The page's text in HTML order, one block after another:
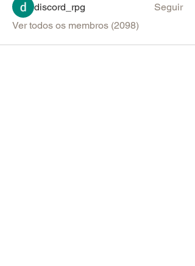
discord_rpg
Seguir
Ver todos os membros (2098)